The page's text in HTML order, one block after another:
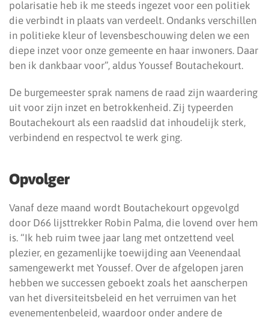
polarisatie heb ik me steeds ingezet voor een politiek
die verbindt in plaats van verdeelt. Ondanks verschillen
in politieke kleur of levensbeschouwing delen we een
diepe inzet voor onze gemeente en haar inwoners. Daar
ben ik dankbaar voor”, aldus Youssef Boutachekourt.
De burgemeester sprak namens de raad zijn waardering
uit voor zijn inzet en betrokkenheid. Zij typeerden
Boutachekourt als een raadslid dat inhoudelijk sterk,
verbindend en respectvol te werk ging.
Opvolger
Vanaf deze maand wordt Boutachekourt opgevolgd
door D66 lijsttrekker Robin Palma, die lovend over hem
is. “Ik heb ruim twee jaar lang met ontzettend veel
plezier, en gezamenlijke toewijding aan Veenendaal
samengewerkt met Youssef. Over de afgelopen jaren
hebben we successen geboekt zoals het aanscherpen
van het diversiteitsbeleid en het verruimen van het
evenementenbeleid, waardoor onder andere de